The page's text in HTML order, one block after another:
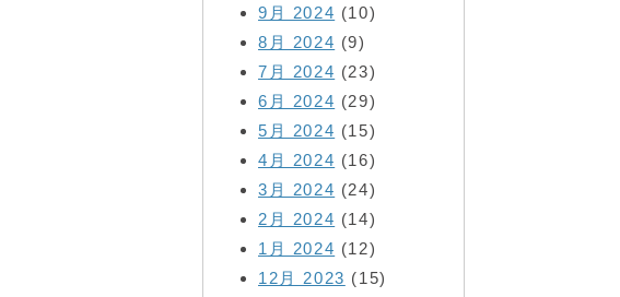
9月 2024 (10)
8月 2024 (9)
7月 2024 (23)
6月 2024 (29)
5月 2024 (15)
4月 2024 (16)
3月 2024 (24)
2月 2024 (14)
1月 2024 (12)
12月 2023 (15)